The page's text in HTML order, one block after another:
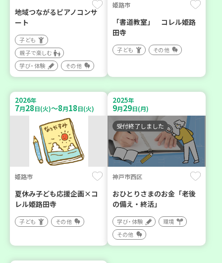
地域つながるピアノコンサ
ート
子ども
親子で楽しむ
学び・体験
その他
姫路市
「書道教室」 コレル姫路
田寺
子ども その他
2026年
7月28日(火)～8月18日(火)
姫路市
夏休み子ども応援企画×コ
レル姫路田寺
子ども その他
2025年
9月29日(月)
受付終了しました
神戸市西区
おひとりさまのお金「老後
の備え・終活」
学び・体験
環境
その他